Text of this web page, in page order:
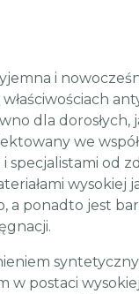
i
właściwościach
dla dorosłych,
we
specjalistami od
wysokiej
a ponadto jest
w postaci